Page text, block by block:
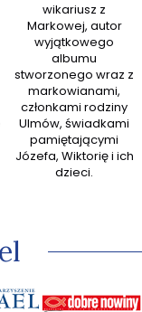
wikariusz z
Markowej, autor
wyjątkowego
albumu
stworzonego wraz z
markowianami,
członkami rodziny
Ulmów, świadkami
pamiętającymi
Józefa, Wiktorię i ich
dzieci.